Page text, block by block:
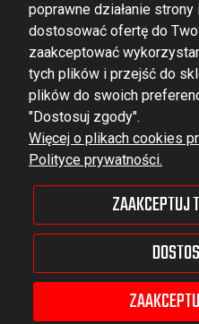
DOMINATOR GROUP Sp. z o.o.
Ludowa 59, 43-514 Kaniów,
POLAND
VAT ID No.: 6521751083
dominator@dominator.pl
© Copyright 2022 | Dominator
poprawne działanie strony
dostosować ofertę do
zaakceptować
tych plików i przejść do
plików do swoich
"Dostosuj zgody".
Więcej o plikach cookies
Polityce prywatności.
ZAAKCEPTUJ